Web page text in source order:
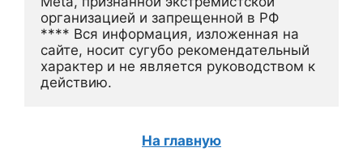
организацией и запрещенной в РФ
**** Вся информация, изложенная на
сайте, носит сугубо рекомендательный
характер и не является руководством к
действию.
На главную